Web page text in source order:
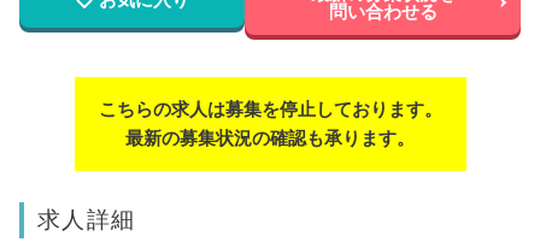
問い合わせる
こちらの求人は募集を停止しております。
最新の募集状況の確認も承ります。
求人詳細